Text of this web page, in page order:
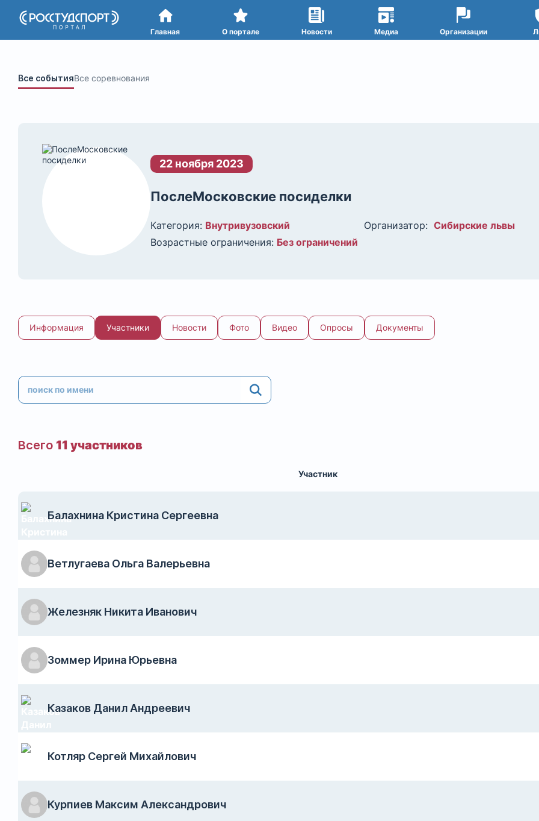
Порталстуденческого спорта
Главная
О портале Новости Медиа Организации
Все событияВсе соревнования
22 ноября 2023
ПослеМосковские посиделки
Категория: Внутривузовский Организатор: Сибирские львы
Возрастные ограничения: Без ограничений
Информация Участники Новости Фото Видео Опросы Документы
Всего 11 участников
Участник
Балахнина Кристина Сергеевна
Ветлугаева Ольга Валерьевна
Железняк Никита Иванович
Зоммер Ирина Юрьевна
Казаков Данил Андреевич
Котляр Сергей Михайлович
Курпиев Максим Александрович